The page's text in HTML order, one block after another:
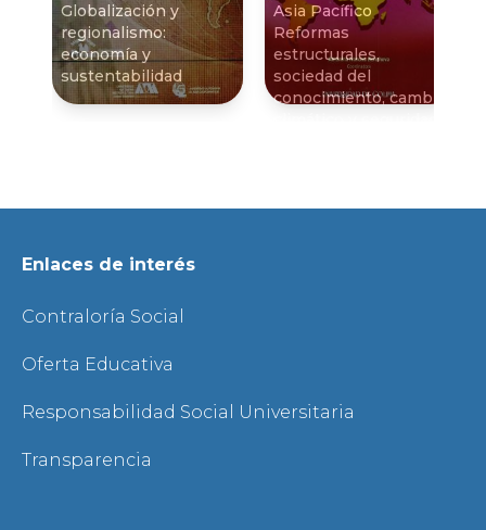
Globalización y
regionalismo:
economí­a y
sustentabilidad
Asia Pací­fico
Reformas
estructurales,
sociedad del
conocimiento, cambio
Enlaces de interés
Contraloría Social
Oferta Educativa
Responsabilidad Social Universitaria
Transparencia